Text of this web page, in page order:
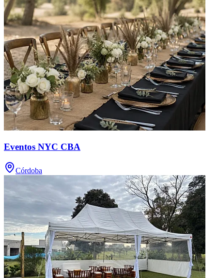
Eventos NYC CBA
Córdoba